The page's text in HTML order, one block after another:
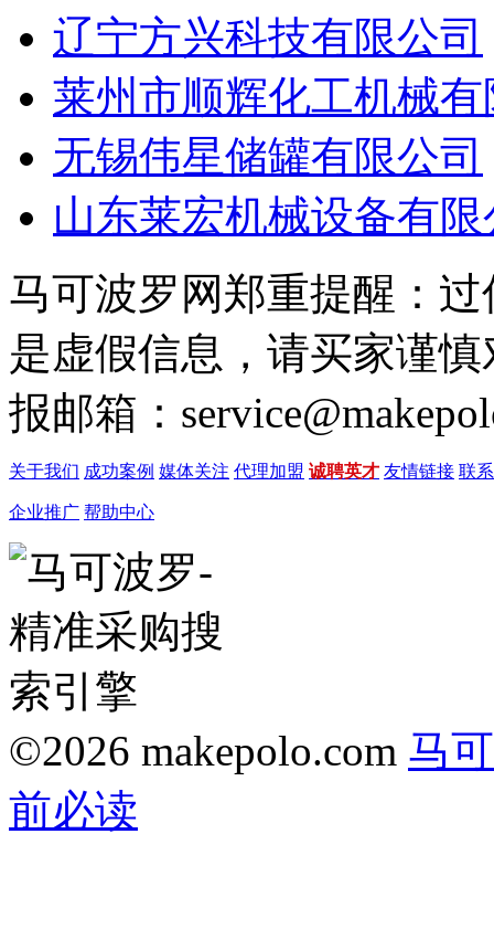
辽宁方兴科技有限公司
莱州市顺辉化工机械
无锡伟星储罐有限公司
山东莱宏机械设备有
马可波罗网郑重提醒：
是虚假信息，请买家谨
报邮箱：
关于我们 成功案例 媒体关注 代理加盟 诚聘英才 友情链接 联
企业推广 帮助中心
©2026 makepolo.com 马
前必读